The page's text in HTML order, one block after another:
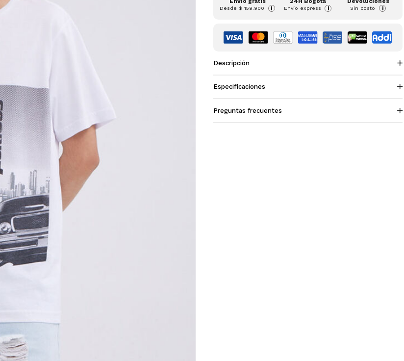
Desde $ 159.900 i Envío express i Sin costo i
Descripción
Especificaciones
Preguntas frecuentes